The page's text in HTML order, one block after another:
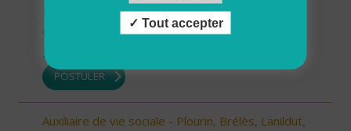
29/08/2025
POSTULER
Auxiliaire de vie sociale - Plourin, Brélès, Lanildut,
Tout accepter